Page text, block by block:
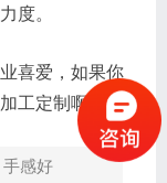
度。
喜爱，如果你
工定制啊。
手感好